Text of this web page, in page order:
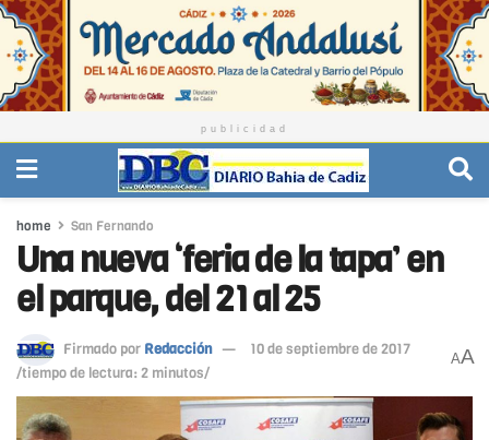
publicidad
home San Fernando
Una nueva ‘feria de la tapa’ en
el parque, del 21 al 25
Firmado por Redacción
10 de septiembre de 2017
/tiempo de lectura: 2 minutos/
AA